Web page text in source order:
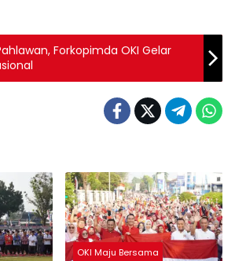
Forkopimda OKI Gelar
OKI Maju Bersama